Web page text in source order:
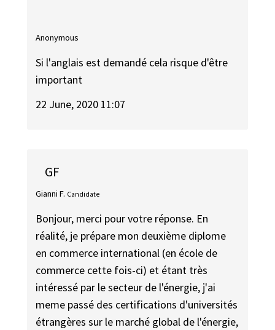
Anonymous
Si l'anglais est demandé cela risque d'être
important
22 June, 2020 11:07
GF
Gianni F. Candidate
Bonjour, merci pour votre réponse. En
réalité, je prépare mon deuxième diplome
en commerce international (en école de
commerce cette fois-ci) et étant très
intéressé par le secteur de l'énergie, j'ai
meme passé des certifications d'universités
étrangères sur le marché global de l'énergie,